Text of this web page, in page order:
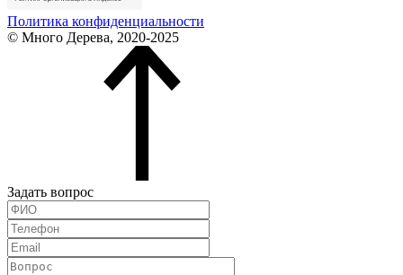
Политика конфиденциальности
© Много Дерева, 2020-2025
Задать вопрос